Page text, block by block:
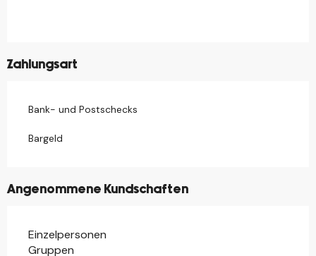
Zahlungsart
Bank- und Postschecks
Bargeld
Angenommene Kundschaften
Einzelpersonen
Gruppen